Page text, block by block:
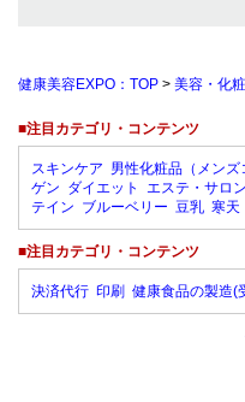
健康美容EXPO：TOP > 美容・化
■注目カテゴリ・コンテンツ
スキンケア 男性化粧品（メンズ
ゲン ダイエット エステ・サロ
テイン ブルーベリー 豆乳 寒天
■注目カテゴリ・コンテンツ
決済代行 印刷 健康食品の製造(